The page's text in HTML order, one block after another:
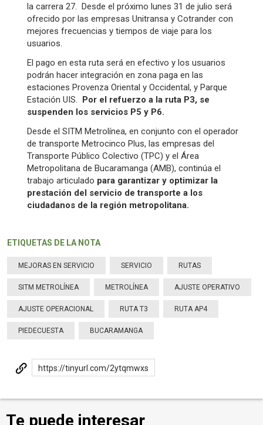
la carrera 27. Desde el próximo lunes 31 de julio será
ofrecido por las empresas Unitransa y Cotrander con
mejores frecuencias y tiempos de viaje para los
usuarios.
El pago en esta ruta será en efectivo y los usuarios
podrán hacer integración en zona paga en las
estaciones Provenza Oriental y Occidental, y Parque
Estación UIS. Por el refuerzo a la ruta P3, se
suspenden los servicios P5 y P6.
Desde el SITM Metrolínea, en conjunto con el operador
de transporte Metrocinco Plus, las empresas del
Transporte Público Colectivo (TPC) y el Área
Metropolitana de Bucaramanga (AMB), continúa el
trabajo articulado para garantizar y optimizar la
prestación del servicio de transporte a los
ciudadanos de la región metropolitana.
ETIQUETAS DE LA NOTA
MEJORAS EN SERVICIO SERVICIO RUTAS
SITM METROLÍNEA METROLÍNEA AJUSTE OPERATIVO
AJUSTE OPERACIONAL RUTA T3 RUTA AP4
PIEDECUESTA BUCARAMANGA
https://tinyurl.com/2ytqmwxs
Te puede interesar